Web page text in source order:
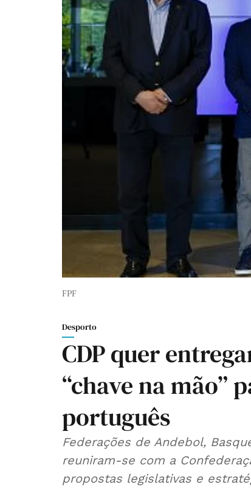
FPF
Desporto
CDP quer
“chave na mão”
português
Federações de Andebol,
reuniram-se com a
propostas legislativas e